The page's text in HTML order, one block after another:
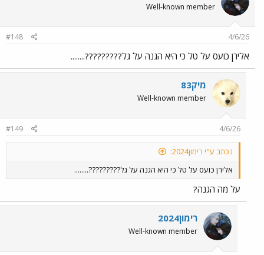
Well-known member
4/6/26
#148
אלירן כועס על טל כי היא הגנה על גל?????????........
מיק83
Well-known member
4/6/26
#149
נכתב ע"י רימון2024:
אלירן כועס על טל כי היא הגנה על גל?????????........
על מה הגנה?
רימון2024
Well-known member